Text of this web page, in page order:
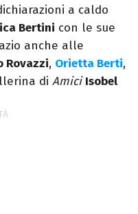
a caldo
Bertini con le sue
anche alle
Rovazzi, Orietta Berti,
di Amici Isobel